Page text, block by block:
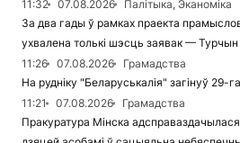
11:32
07.08.2026
Палітыка, Эканоміка
За два гады ў рамках праекта
ухвалена толькі шэсць заявак — Турчын
11:26
07.08.2026
Грамадства
На рудніку "Беларуськалія" загінуў 29-
11:21
07.08.2026
Грамадства
Пракуратура Мінска